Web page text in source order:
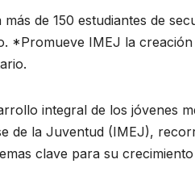
de 150 estudiantes de
*Promueve IMEJ la creación
integral de los jóvenes
de la Juventud (IMEJ),
clave para su